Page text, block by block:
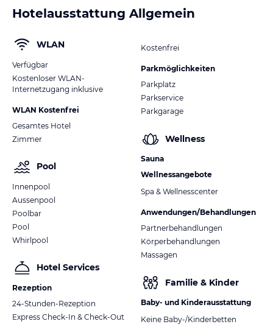
Hotelausstattung Allgemein
WLAN
Verfügbar
Kostenloser WLAN-
Internetzugang inklusive
WLAN Kostenfrei
Gesamtes Hotel
Zimmer
Pool
Innenpool
Aussenpool
Poolbar
Pool
Whirlpool
Hotel Services
Rezeption
24-Stunden-Rezeption
Express Check-In & Check-Out
Kostenfrei
Parkmöglichkeiten
Parkplatz
Parkservice
Parkgarage
Wellness
Sauna
Wellnessangebote
Spa & Wellnesscenter
Anwendungen/Behandlungen
Partnerbehandlungen
Körperbehandlungen
Massagen
Familie & Kinder
Baby- und Kinderausstattung
Keine Baby-/Kinderbetten